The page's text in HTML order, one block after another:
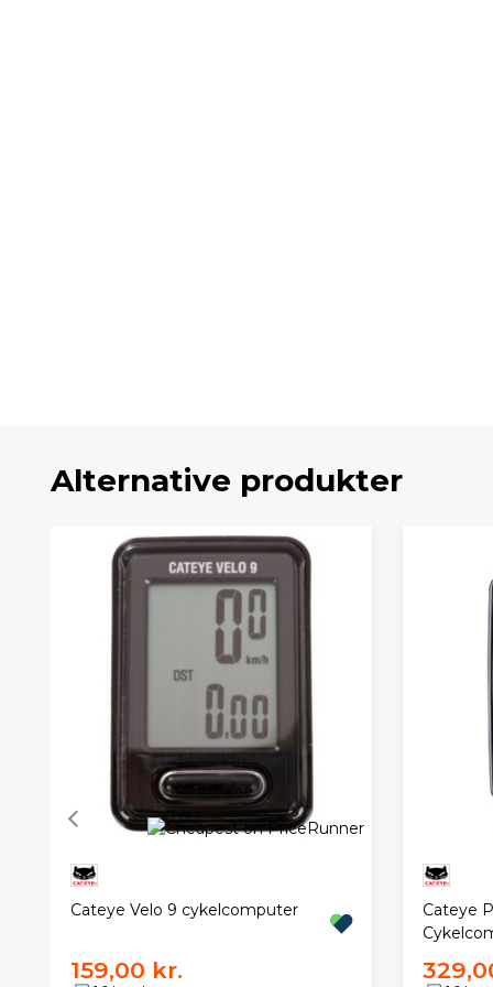
Alternative produkter
Cateye Velo 9 cykelcomputer
159,00 kr.
Cateye